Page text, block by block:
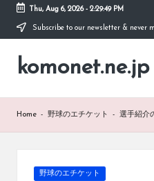
Skip
content
Thu, Aug 6, 2026- 2:29:50 PM
Subscribe to our newsletter & never
komonet.ne.jp
Home - 野球のエチケット - 選手紹介
Posted
野球のエチケット